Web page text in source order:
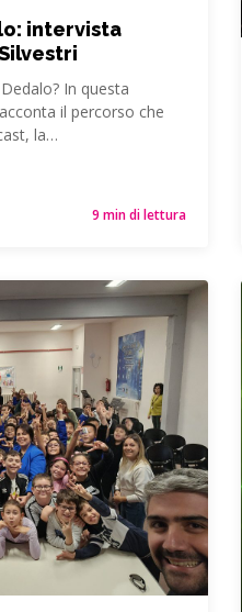
intervista
In questa
il percorso che
la…
9 min di lettura